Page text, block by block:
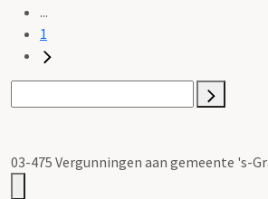
...
1
03-475 Vergunningen aan gemeente 's-